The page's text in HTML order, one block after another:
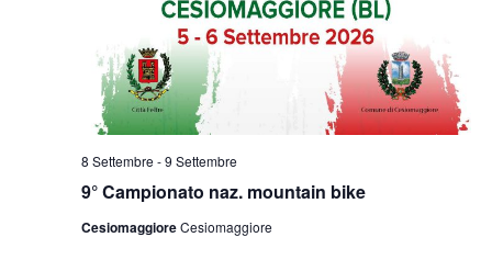
9° Campionato naz. mountain bike
8 Settembre -9 Settembre
CesiomaggioreCesiomaggiore